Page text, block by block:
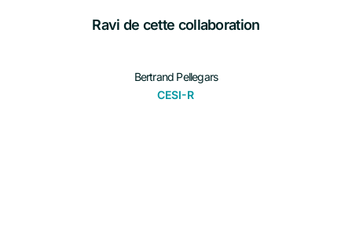
Ravi de cette collaboration
Bertrand Pellegars
CESI-R